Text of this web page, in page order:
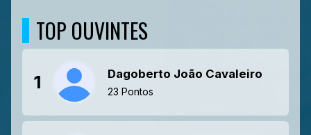
TOP OUVINTES
1 Dagoberto João Cavaleiro
23 Pontos